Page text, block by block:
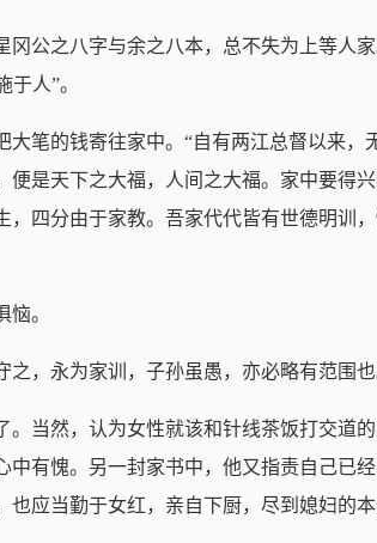
公之八字与余之八本，总不失为上等人
人”。
笔的钱寄往家中。“自有两江总督以来，
是天下之大福，人间之大福。家中要得兴
四分由于家教。吾家代代皆有世德明训
。
，永为家训，子孙虽愚，亦必略有范围
当然，认为女性就该和针线茶饭打交道
有愧。另一封家书中，他又指责自己已
应当勤于女红，亲自下厨，尽到媳妇的本